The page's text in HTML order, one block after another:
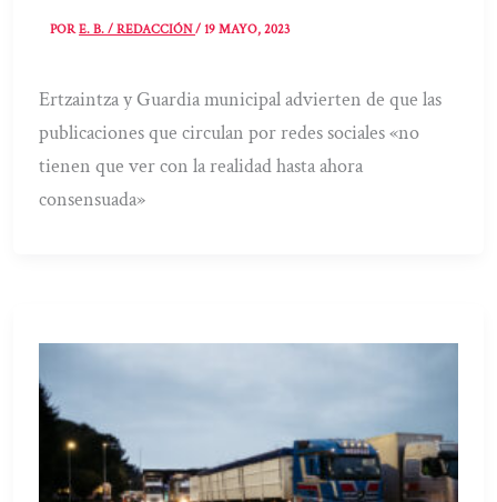
PORE. B. / REDACCIÓN/19 MAYO, 2023
Ertzaintza y Guardia municipal advierten de que las
publicaciones que circulan por redes sociales «no
tienen que ver con la realidad hasta ahora
consensuada»